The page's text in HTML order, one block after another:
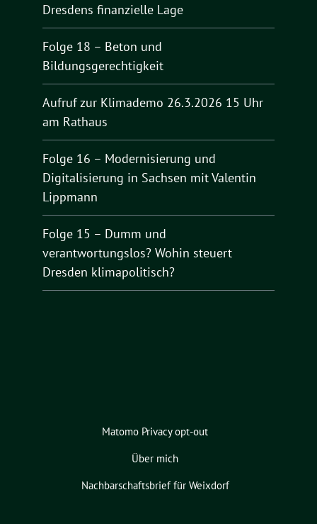
Dresdens finanzielle Lage
Folge 18 – Beton und
Bildungsgerechtigkeit
Aufruf zur Klimademo 26.3.2026 15 Uhr
am Rathaus
Folge 16 – Modernisierung und
Digitalisierung in Sachsen mit Valentin
Lippmann
Folge 15 – Dumm und
verantwortungslos? Wohin steuert
Dresden klimapolitisch?
Matomo Privacy opt-out
Über mich
Nachbarschaftsbrief für Weixdorf